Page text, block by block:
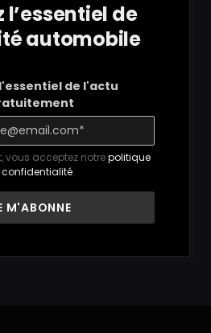
l’essentiel de
automobile
de l'actu
vous acceptez notrepolitique
.